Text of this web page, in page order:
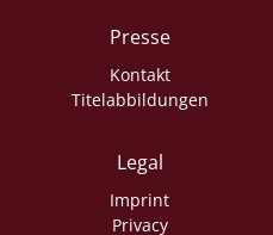
Presse
Kontakt
Titelabbildungen
Legal
Imprint
Privacy